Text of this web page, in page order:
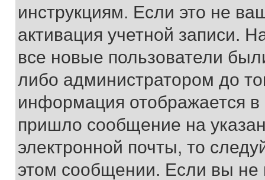
инструкциям. Если это не
активация учетной записи.
все новые пользователи
либо администратором до
информация отображается
пришло сообщение на
электронной почты, то
этом сообщении. Если вы